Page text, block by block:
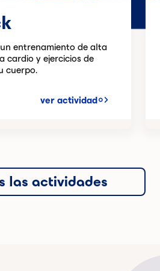
entrenamiento de alta
cardio y ejercicios de
cuerpo.
ver actividad
las actividades